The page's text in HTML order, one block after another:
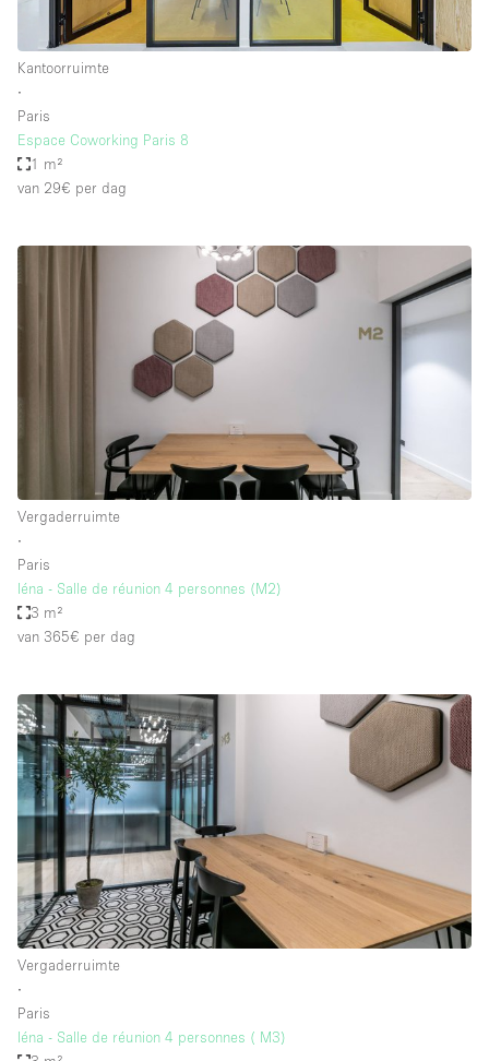
Kantoorruimte
∙
Paris
Espace Coworking Paris 8
1 m²
van 29€ per dag
Vergaderruimte
∙
Paris
Iéna - Salle de réunion 4 personnes (M2)
3 m²
van 365€ per dag
Vergaderruimte
∙
Paris
Iéna - Salle de réunion 4 personnes ( M3)